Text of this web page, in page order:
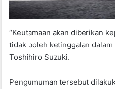
“Keutamaan akan diberikan
tidak boleh ketinggalan dalam
Toshihiro Suzuki.
Pengumuman tersebut